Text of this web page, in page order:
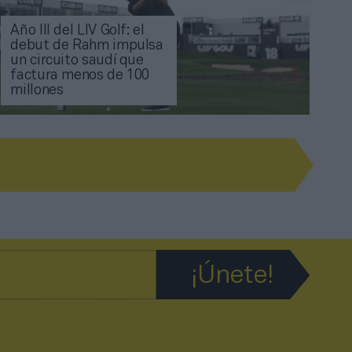
Año III del LIV Golf: el
debut de Rahm impulsa
un circuito saudí que
factura menos de 100
millones